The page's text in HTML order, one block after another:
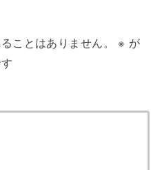
ことはありません。 ※ が